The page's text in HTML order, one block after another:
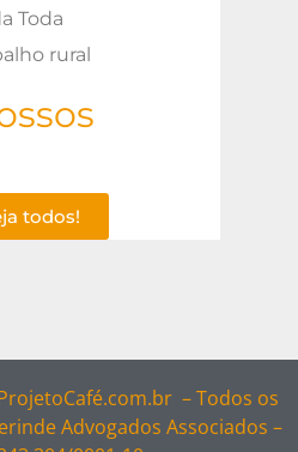
Toda
rural
todos!
–Todos os
Advogados Associados –